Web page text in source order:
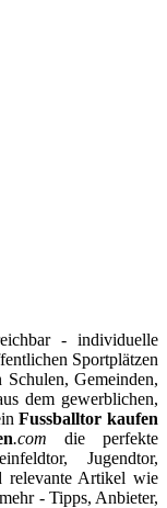
- individuelle
Sportplätzen
Gemeinden,
dem gewerblichen,
Fussballtor kaufen
.com die perfekte
Jugendtor,
relevante Artikel wie
- Tipps, Anbieter,